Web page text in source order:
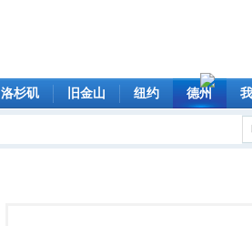
洛杉矶 旧金山 纽约 德州